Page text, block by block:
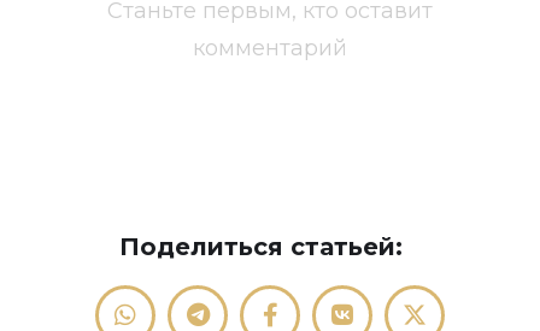
Станьте первым, кто оставит
комментарий
Поделиться статьей: